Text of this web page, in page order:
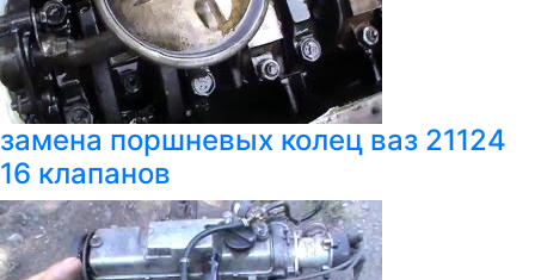
замена поршневых колец ваз 21124
16 клапанов